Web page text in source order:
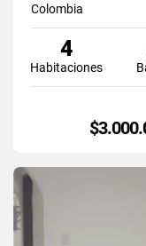
Colombia
4
Habitaciones